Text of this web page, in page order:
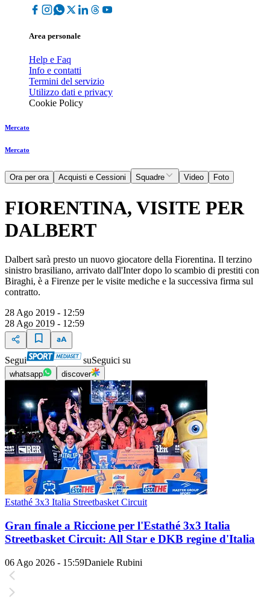
Area personale
Help e Faq
Info e contatti
Termini del servizio
Utilizzo dati e privacy
Cookie Policy
Mercato
Mercato
Ora per ora Acquisti e Cessioni Squadre Video Foto
FIORENTINA, VISITE PER
DALBERT
Dalbert sarà presto un nuovo giocatore della Fiorentina. Il terzino
sinistro brasiliano, arrivato dall'Inter dopo lo scambio di prestiti con
Biraghi, è a Firenze per le visite mediche e la successiva firma sul
contratto.
28 Ago 2019 - 12:59
28 Ago 2019 - 12:59
Segui suSeguici su
whatsapp discover
Estathé 3x3 Italia Streetbasket Circuit
Gran finale a Riccione per l'Estathé 3x3 Italia
Streetbasket Circuit: All Star e DKB regine d'Italia
06 Ago 2026 - 15:59Daniele Rubini